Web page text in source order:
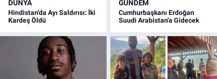
DÜNYA
Hindistan'da Ayı Saldırısı: İki
Kardeş Öldü
GÜNDEM
Cumhurbaşkanı Erdoğan
Suudi Arabistan'a Gidecek